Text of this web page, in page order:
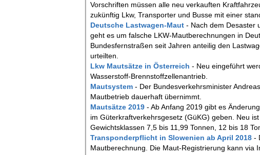
Vorschriften müssen alle neu verkauften
zukünftig Lkw, Transporter und Busse mit einer
Deutsche Lastwagen-Maut - Nach dem Desaster
geht es um falsche LKW-Mautberechnungen in
Bundesfernstraßen seit Jahren anteilig den
urteilten.
Lkw Mautsätze in Österreich - Neu eingeführt
Wasserstoff-Brennstoffzellenantrieb.
Mautsystem - Der Bundesverkehrsminister
Mautbetrieb dauerhaft übernimmt.
Mautsätze 2019 - Ab Anfang 2019 gibt es
im Güterkraftverkehrsgesetz (GüKG) geben. Neu
Gewichtsklassen 7,5 bis 11,99 Tonnen, 12 bis 18
Transponderpflicht in Slowenien ab April 2018 -
Mautberechnung. Die Maut-Registrierung kann via